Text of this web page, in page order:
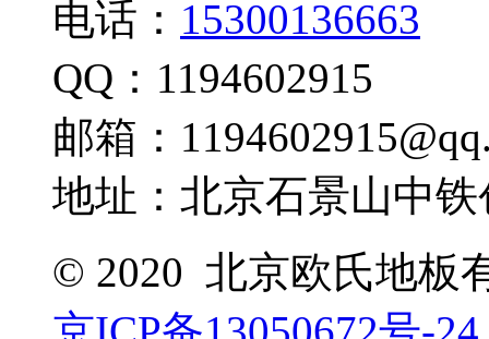
电话： 15300136663
QQ：1194602915
邮箱：
地址：北京石景山中
© 2020 北京欧氏地板